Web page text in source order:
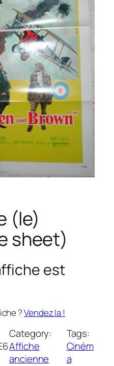
(le)
sheet)
est
?Vendez la !
Category:
Affiche
ancienne
Tags:
Ciném
a